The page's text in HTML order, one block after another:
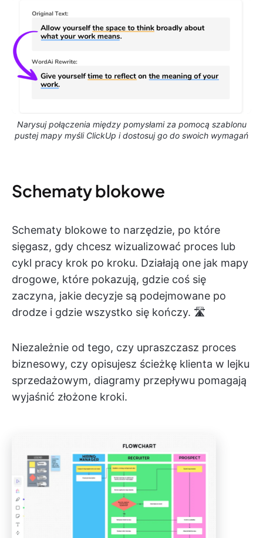
Narysuj połączenia między pomysłami za pomocą szablonu
pustej mapy myśli ClickUp i dostosuj go do swoich wymagań
Schematy blokowe
Schematy blokowe to narzędzie, po które
sięgasz, gdy chcesz wizualizować proces lub
cykl pracy krok po kroku. Działają one jak mapy
drogowe, które pokazują, gdzie coś się
zaczyna, jakie decyzje są podejmowane po
drodze i gdzie wszystko się kończy. 🛣️
Niezależnie od tego, czy upraszczasz proces
biznesowy, czy opisujesz ścieżkę klienta w lejku
sprzedażowym, diagramy przepływu pomagają
wyjaśnić złożone kroki.